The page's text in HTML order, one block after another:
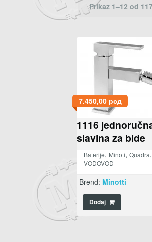
Prikaz 1–12 od
7.450,00 рсд
1116
slavina za bide
Baterije, Minoti, Quadra,
VODOVOD
Brend: Minotti
Dodaj